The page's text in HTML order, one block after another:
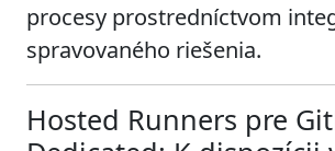
procesy prostredníctvom
spravovaného riešenia.
Hosted Runners pre